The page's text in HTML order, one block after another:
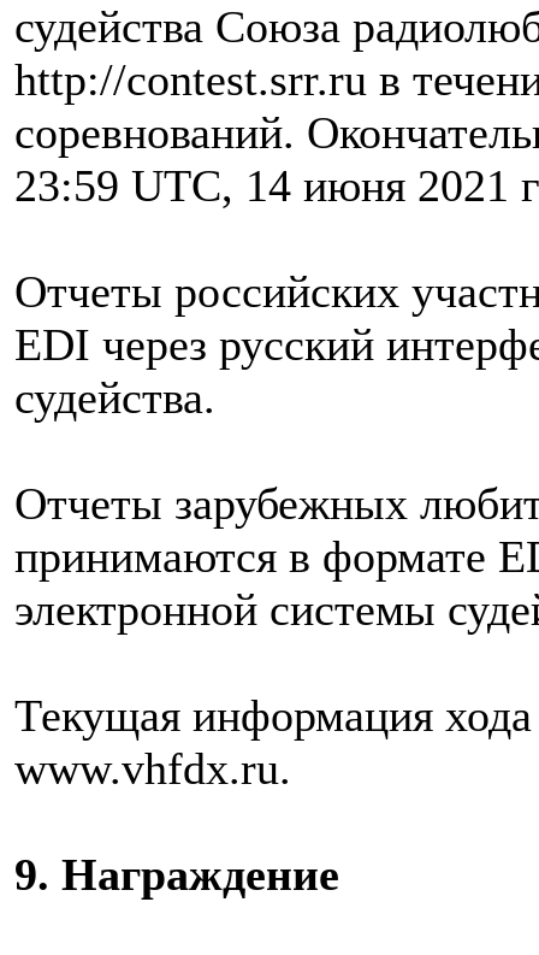
судейства Союза
http://contest.srr.ru в
соревнований.
23:59 UTC, 14 июня 2021
Отчеты российских
EDI через русский
судейства.
Отчеты зарубежных
принимаются в формате
электронной системы
Текущая информация хода
www.vhfdx.ru.
9. Награждение